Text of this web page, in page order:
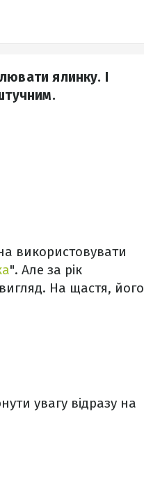
ялинку. І
використовувати
". Але за рік
На щастя, його
увагу відразу на